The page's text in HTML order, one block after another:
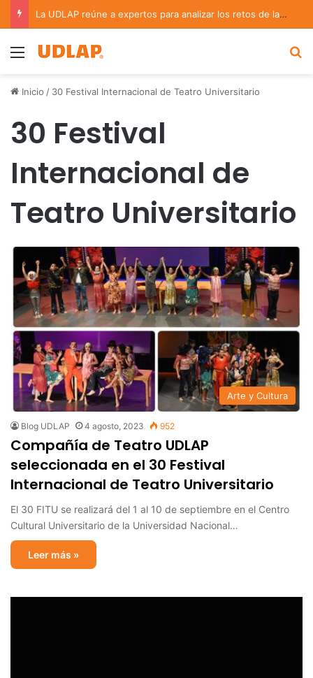
La UDLAP reúne a expertos para analizar los retos de la administración pública municipal
Menu
Inicio / 30 Festival Internacional de Teatro Universitario
30 Festival
Internacional de
Teatro Universitario
Arte y Cultura
Blog UDLAP 4 agosto, 2023 952
Compañía de Teatro UDLAP
seleccionada en el 30 Festival
Internacional de Teatro Universitario
El 30 FITU se realizará del 1 al 10 de septiembre en el Centro
Cultural Universitario de la Universidad Nacional…
Leer más »